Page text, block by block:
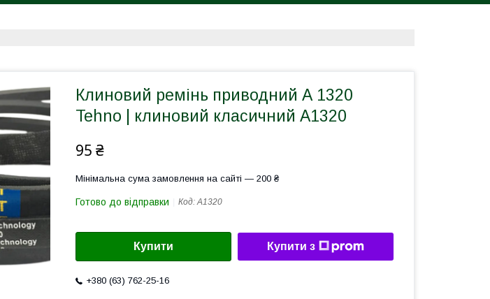
Клиновий ремінь приводний А 1320
Tehno | клиновий класичний А1320
95 ₴
Мінімальна сума замовлення на сайті — 200 ₴
Готово до відправки Код:А1320
Купити Купити з
+380 (63) 762-25-16